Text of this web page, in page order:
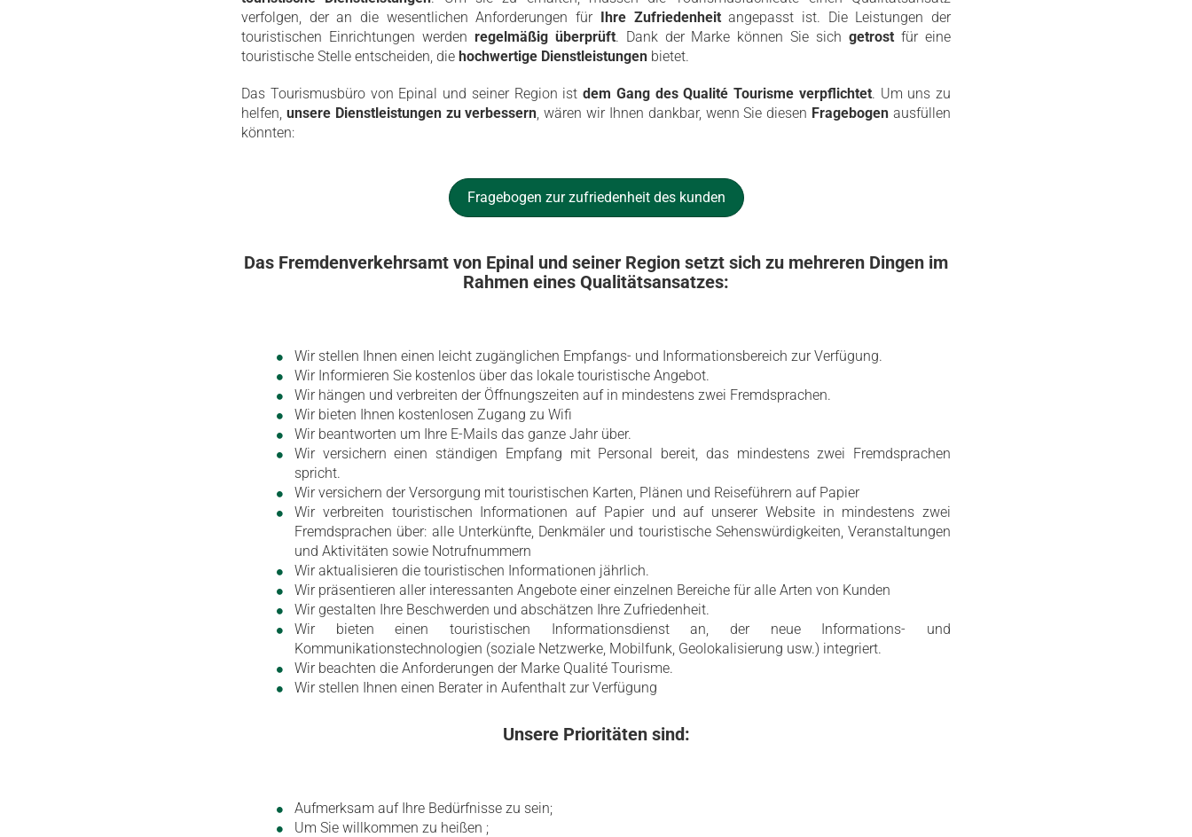
verfolgen, der an die wesentlichen Anforderungen fürIhre Zufriedenheitangepasst ist. Die Leistungen der
touristischen Einrichtungen werden regelmäßig überprüft. Dank der Marke können Sie sichgetrost für eine
touristische Stelle entscheiden, die hochwertige Dienstleistungen bietet.
Das Tourismusbüro von Epinal und seiner Region ist dem Gang des Qualité Tourisme verpflichtet. Um uns zu
helfen, unsere Dienstleistungen zu verbessern , wären wir Ihnen dankbar, wenn Sie diesen Fragebogen ausfüllen
könnten:
Fragebogen zur zufriedenheit des kunden
Das Fremdenverkehrsamt von Epinal und seiner Region setzt sich zu mehreren Dingen im
Rahmen eines Qualitätsansatzes:
Wir stellen Ihnen einen leicht zugänglichen Empfangs- und Informationsbereich zur Verfügung.
Wir Informieren Sie kostenlos über das lokale touristische Angebot.
Wir hängen und verbreiten der Öffnungszeiten auf in mindestens zwei Fremdsprachen.
Wir bieten Ihnen kostenlosen Zugang zu Wifi
Wir beantworten um Ihre E-Mails das ganze Jahr über.
Wir versichern einen ständigen Empfang mit Personal bereit, das mindestens zwei Fremdsprachen
spricht.
Wir versichern der Versorgung mit touristischen Karten, Plänen und Reiseführern auf Papier
Wir verbreiten touristischen Informationen auf Papier und auf unserer Website in mindestens zwei
Fremdsprachen über: alle Unterkünfte, Denkmäler und touristische Sehenswürdigkeiten, Veranstaltungen
und Aktivitäten sowie Notrufnummern
Wir aktualisieren die touristischen Informationen jährlich.
Wir präsentieren aller interessanten Angebote einer einzelnen Bereiche für alle Arten von Kunden
Wir gestalten Ihre Beschwerden und abschätzen Ihre Zufriedenheit.
Wir bieten einen touristischen Informationsdienst an, der neue Informations- und
Kommunikationstechnologien (soziale Netzwerke, Mobilfunk, Geolokalisierung usw.) integriert.
Wir beachten die Anforderungen der Marke Qualité Tourisme.
Wir stellen Ihnen einen Berater in Aufenthalt zur Verfügung
Unsere Prioritäten sind:
Aufmerksam auf Ihre Bedürfnisse zu sein;
Um Sie willkommen zu heißen ;